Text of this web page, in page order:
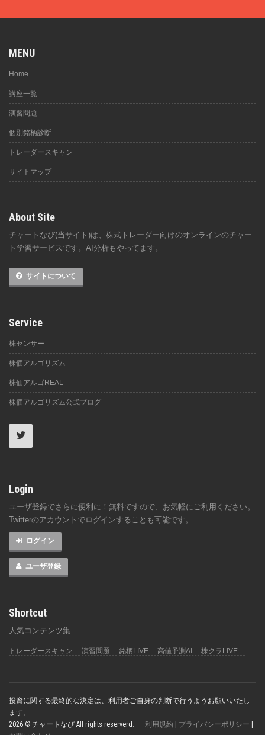
MENU
Home
講座一覧
演習問題
個別銘柄診断
トレーダースキャン
サイトマップ
About Site
チャートなび(当サイト)は、株式トレーダー向けのオンラインのチャー
ト学習サービスです。AI分析もやってます。
サイトについて
Service
株センサー
株価アルゴリズム
株価アルゴREAL
株価アルゴリズム公式ブログ
Login
ユーザ登録でさらに便利に！無料ですので、お気軽にご利用ください。
Twitterのアカウントでログインすることも可能です。
ログイン
ユーザ登録
Shortcut
人気コンテンツ集
トレーダースキャン 演習問題 銘柄LIVE 高値予測AI 株クラLIVE
投資に関する最終的な決定は、利用者ご自身の判断で行うようお願いいたし
ます。
2026 © チャートなび All rights reserverd. 利用規約 プライバシーポリシー